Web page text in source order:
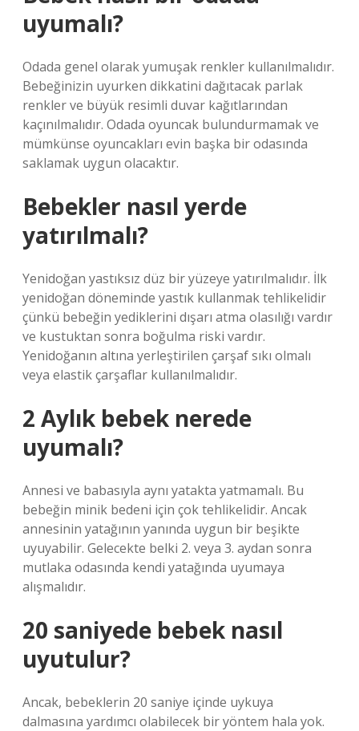
uyumalı?
Odada genel olarak yumuşak renkler kullanılmalıdır.
Bebeğinizin uyurken dikkatini dağıtacak parlak
renkler ve büyük resimli duvar kağıtlarından
kaçınılmalıdır. Odada oyuncak bulundurmamak ve
mümkünse oyuncakları evin başka bir odasında
saklamak uygun olacaktır.
Bebekler nasıl yerde
yatırılmalı?
Yenidoğan yastıksız düz bir yüzeye yatırılmalıdır. İlk
yenidoğan döneminde yastık kullanmak tehlikelidir
çünkü bebeğin yediklerini dışarı atma olasılığı vardır
ve kustuktan sonra boğulma riski vardır.
Yenidoğanın altına yerleştirilen çarşaf sıkı olmalı
veya elastik çarşaflar kullanılmalıdır.
2 Aylık bebek nerede
uyumalı?
Annesi ve babasıyla aynı yatakta yatmamalı. Bu
bebeğin minik bedeni için çok tehlikelidir. Ancak
annesinin yatağının yanında uygun bir beşikte
uyuyabilir. Gelecekte belki 2. veya 3. aydan sonra
mutlaka odasında kendi yatağında uyumaya
alışmalıdır.
20 saniyede bebek nasıl
uyutulur?
Ancak, bebeklerin 20 saniye içinde uykuya
dalmasına yardımcı olabilecek bir yöntem hala yok.